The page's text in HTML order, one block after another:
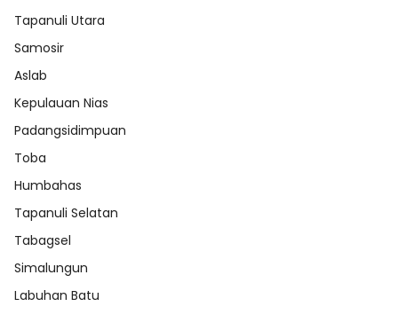
Tapanuli Utara
Samosir
Aslab
Kepulauan Nias
Padangsidimpuan
Toba
Humbahas
Tapanuli Selatan
Tabagsel
Simalungun
Labuhan Batu